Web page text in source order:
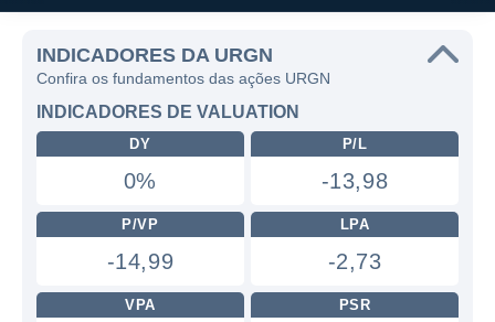
INDICADORES DA URGN
Confira os fundamentos das ações URGN
INDICADORES DE VALUATION
DY
0%
P/L
-13,98
P/VP
-14,99
LPA
-2,73
VPA PSR